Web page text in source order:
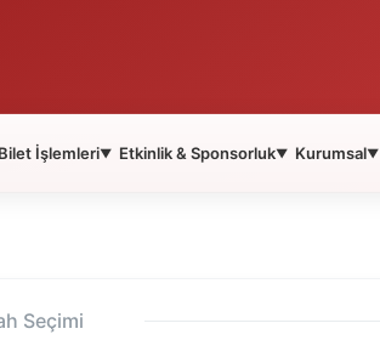
Bilet İşlemleri▼ Etkinlik & Sponsorluk▼ Kurumsal▼
Seçimi